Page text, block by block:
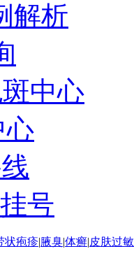
解析
中心
心
号
状疱疹|腋臭|体癣|皮肤过敏